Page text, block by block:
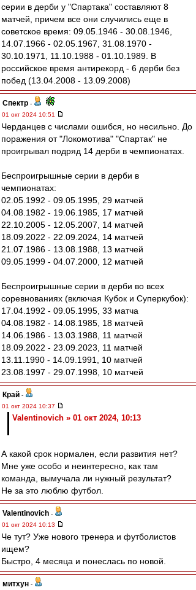
серии в дерби у "Спартака" составляют 8
матчей, причем все они случились еще в
советское время: 09.05.1946 - 30.08.1946,
14.07.1966 - 02.05.1967, 31.08.1970 -
30.10.1971, 11.10.1988 - 01.10.1989. В
российское время антирекорд - 6 дерби без
побед (13.04.2008 - 13.09.2008)
Спектр -
01 окт 2024 10:51
Черданцев с числами ошибся, но несильно. До
поражения от "Локомотива" "Спартак" не
проигрывал подряд 14 дерби в чемпионатах.
Беспроигрышные серии в дерби в
чемпионатах:
02.05.1992 - 09.05.1995, 29 матчей
04.08.1982 - 19.06.1985, 17 матчей
22.10.2005 - 12.05.2007, 14 матчей
18.09.2022 - 22.09.2024, 14 матчей
21.07.1986 - 13.08.1988, 13 матчей
09.05.1999 - 04.07.2000, 12 матчей
Беспроигрышные серии в дерби во всех
соревнованиях (включая Кубок и Суперкубок):
17.04.1992 - 09.05.1995, 33 матча
04.08.1982 - 14.08.1985, 18 матчей
14.06.1986 - 13.03.1988, 11 матчей
18.09.2022 - 23.09.2023, 11 матчей
13.11.1990 - 14.09.1991, 10 матчей
23.08.1997 - 29.07.1998, 10 матчей
Край -
01 окт 2024 10:37
Valentinovich » 01 окт 2024, 10:13
А какой срок нормален, если развития нет?
Мне уже особо и неинтересно, как там
команда, вымучала ли нужный результат?
Не за это люблю футбол.
Valentinovich -
01 окт 2024 10:13
Че тут? Уже нового тренера и футболистов
ищем?
Быстро, 4 месяца и понеслась по новой.
митхун -